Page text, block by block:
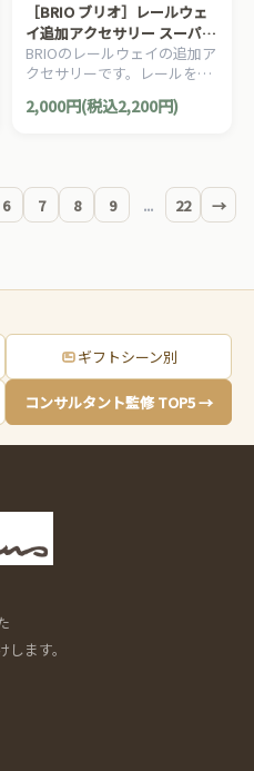
［BRIO ブリオ］レールウェ
イ追加アクセサリー スーパー
サポート
BRIOのレールウェイの追加ア
クセサリーです。レールを積
み上げて2層以上のレイアウ
トが作れます。2ピース。
2,000円(税込2,200円)
6 7 8 9 ... 22 →
ギフトシーン別
コンサルタント監修 TOP5 →
ます。